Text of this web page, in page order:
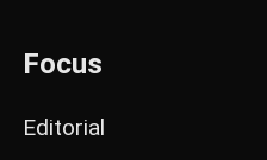
Focus
Editorial